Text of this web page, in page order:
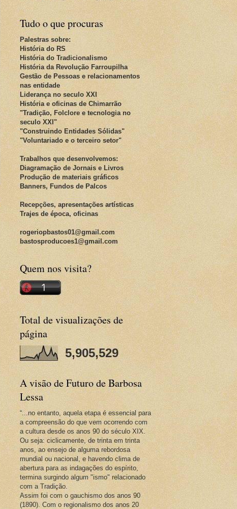
Tudo o que procuras
Palestras sobre:
História do RS
História do Tradicionalismo
História da Revolução Farroupilha
Gestão de Pessoas e relacionamentos
nas entidade
Liderança no seculo XXI
História e oficinas de Chimarrão
"Tradição, Folclore e tecnologia no
seculo XXI"
"Construindo Entidades Sólidas"
"Voluntariado e o terceiro setor"
Trabalhos que desenvolvemos:
Diagramação de Jornais e Livros
Produção de materiais gráficos
Banners, Fundos de Palcos
Recepções, apresentações artísticas
Trajes de época, oficinas
rogeriopbastos01@gmail.com
bastosproducoes1@gmail.com
Quem nos visita?
Total de visualizações de
página
5,905,529
A visão de Futuro de Barbosa
Lessa
“...no entanto, aquela etapa é essencial para
a compreensão do que vem ocorrendo com
a cultura desde os anos 90 do século XIX.
Ou seja: ciclicamente, de trinta em trinta
anos, ao ensejo de alguma rebordosa
mundial ou nacional, e havendo clima de
abertura para as indagações do espírito,
termina surgindo algum "ismo" relacionado
com a Tradição.
Assim foi com o gauchismo dos anos 90
(1890). Com o regionalismo dos anos 20